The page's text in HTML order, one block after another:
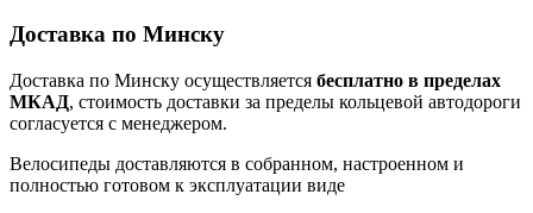
Доставка по Минску
Доставка по Минску осуществляется бесплатно в пределах
МКАД, стоимость доставки за пределы кольцевой автодороги
согласуется с менеджером.
Велосипеды доставляются в собранном, настроенном и
полностью готовом к эксплуатации виде